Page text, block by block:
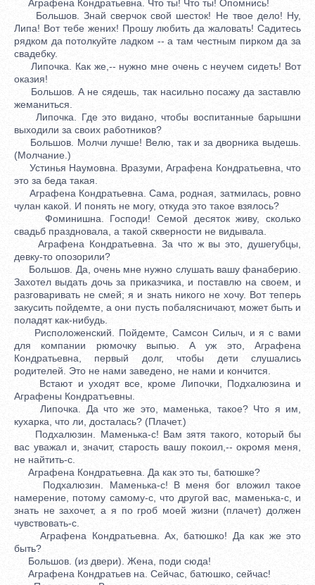
Аграфена Кондратьевна. Что ты! Что ты! Опомнись!
Большов. Знай сверчок свой шесток! Не твое дело! Ну,
Липа! Вот тебе жених! Прошу любить да жаловать! Садитесь
рядком да потолкуйте ладком -- а там честным пирком да за
свадебку.
Липочка. Как же,-- нужно мне очень с неучем сидеть! Вот
оказия!
Большов. А не сядешь, так насильно посажу да заставлю
жеманиться.
Липочка. Где это видано, чтобы воспитанные барышни
выходили за своих работников?
Большов. Молчи лучше! Велю, так и за дворника выдешь.
(Молчание.)
Устинья Наумовна. Вразуми, Аграфена Кондратьевна, что
это за беда такая.
Аграфена Кондратьевна. Сама, родная, затмилась, ровно
чулан какой. И понять не могу, откуда это такое взялось?
Фоминишна. Господи! Семой десяток живу, сколько
свадьб праздновала, а такой скверности не видывала.
Аграфена Кондратьевна. За что ж вы это, душегубцы,
девку-то опозорили?
Большов. Да, очень мне нужно слушать вашу фанаберию.
Захотел выдать дочь за приказчика, и поставлю на своем, и
разговаривать не смей; я и знать никого не хочу. Вот теперь
закусить пойдемте, а они пусть побалясничают, может быть и
поладят как-нибудь.
Рисположенский. Пойдемте, Самсон Силыч, и я с вами
для компании рюмочку выпью. А уж это, Аграфена
Кондратьевна, первый долг, чтобы дети слушались
родителей. Это не нами заведено, не нами и кончится.
Встают и уходят все, кроме Липочки, Подхалюзина и
Аграфены Кондратъевны.
Липочка. Да что же это, маменька, такое? Что я им,
кухарка, что ли, досталась? (Плачет.)
Подхалюзин. Маменька-с! Вам зятя такого, который бы
вас уважал и, значит, старость вашу покоил,-- окромя меня,
не найтить-с.
Аграфена Кондратьевна. Да как это ты, батюшке?
Подхалюзин. Маменька-с! В меня бог вложил такое
намерение, потому самому-с, что другой вас, маменька-с, и
знать не захочет, а я по гроб моей жизни (плачет) должен
чувствовать-с.
Аграфена Кондратьевна. Ах, батюшко! Да как же это
быть?
Большов. (из двери). Жена, поди сюда!
Аграфена Кондратьев на. Сейчас, батюшко, сейчас!